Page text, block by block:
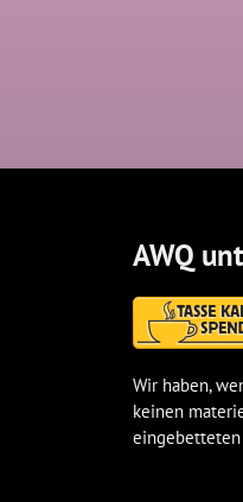
AWQ
Wir haben,
keinen